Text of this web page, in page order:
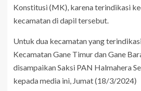
Konstitusi (MK), karena terindikasi
kecamatan di dapil tersebut.
Untuk dua kecamatan yang
Kecamatan Gane Timur dan Gane
disampaikan Saksi PAN Halmahera
kepada media ini, Jumat (18/3/2024)